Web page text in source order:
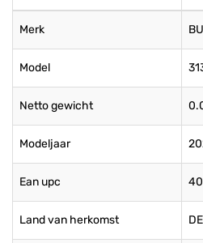
Merk
Model
Netto gewicht
Modeljaar
Ean upc
Land van herkomst DE